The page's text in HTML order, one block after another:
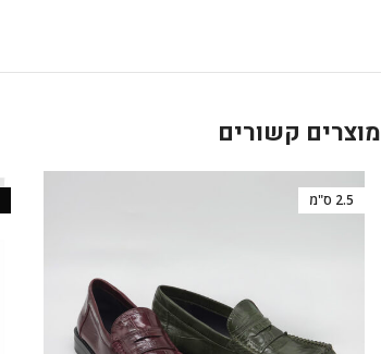
מוצרים קשורים
2.5 ס"מ